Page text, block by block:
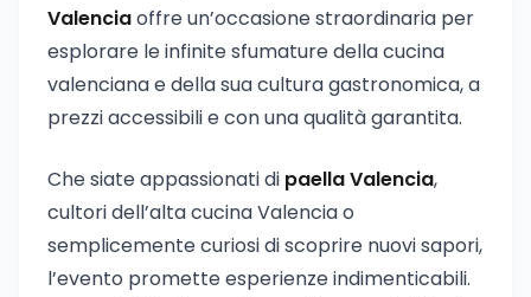
Valenciaoffre un’occasione straordinaria per
esplorare le infinite sfumature della cucina
valenciana e della sua cultura gastronomica, a
prezzi accessibili e con una qualità garantita.
Che siate appassionati di paella Valencia,
cultori dell’alta cucina Valencia o
semplicemente curiosi di scoprire nuovi sapori,
l’evento promette esperienze indimenticabili.